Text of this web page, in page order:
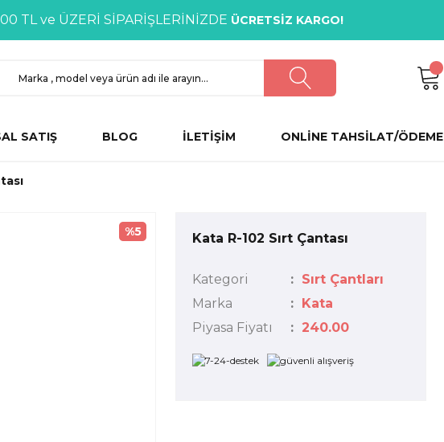
TL ve ÜZERİ SİPARİŞLERİNİZDE ÜCRETSİZ KARGO!
SATIŞ BLOG İLETİŞİM ONLİNE TAHSİLAT/ÖDEME
%5 Kata R-102 Sırt Çantası
Kategori
Sırt Çantları
Marka
Kata
Piyasa Fiyatı
240.00